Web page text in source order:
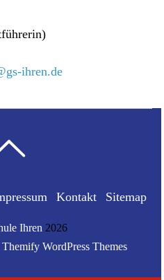
ihren.de
Kontakt Sitemap
Ihren 2026
Themify WordPress Themes